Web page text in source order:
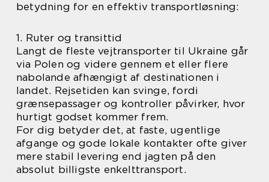
betydning for en effektiv transportløsning:
1. Ruter og transittid
Langt de fleste vejtransporter til Ukraine går
via Polen og videre gennem et eller flere
nabolande afhængigt af destinationen i
landet. Rejsetiden kan svinge, fordi
grænsepassager og kontroller påvirker, hvor
hurtigt godset kommer frem.
For dig betyder det, at faste, ugentlige
afgange og gode lokale kontakter ofte giver
mere stabil levering end jagten på den
absolut billigste enkelttransport.